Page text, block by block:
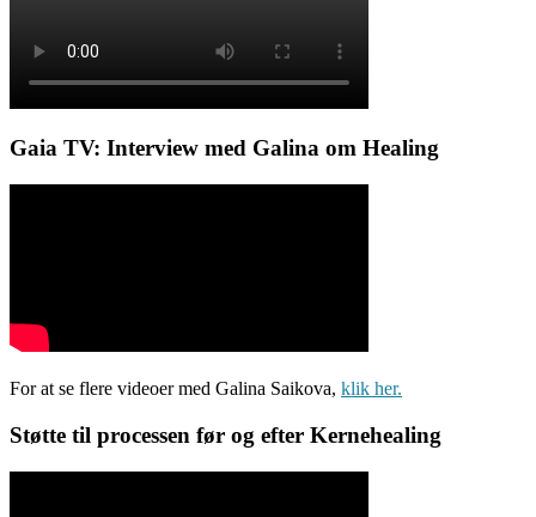
Gaia TV: Interview med Galina om Healing
For at se flere videoer med Galina Saikova, klik her.
Støtte til processen før og efter Kernehealing